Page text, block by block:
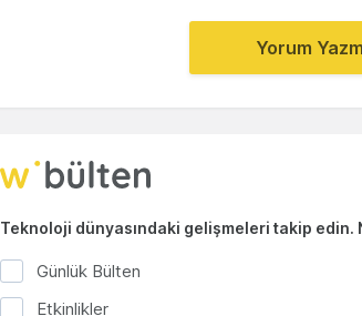
Yorum
Teknoloji dünyasındaki gelişmeleri takip edin.
Günlük Bülten
Etkinlikler